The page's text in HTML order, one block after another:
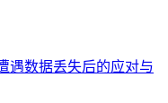
遇数据丢失后的应对与